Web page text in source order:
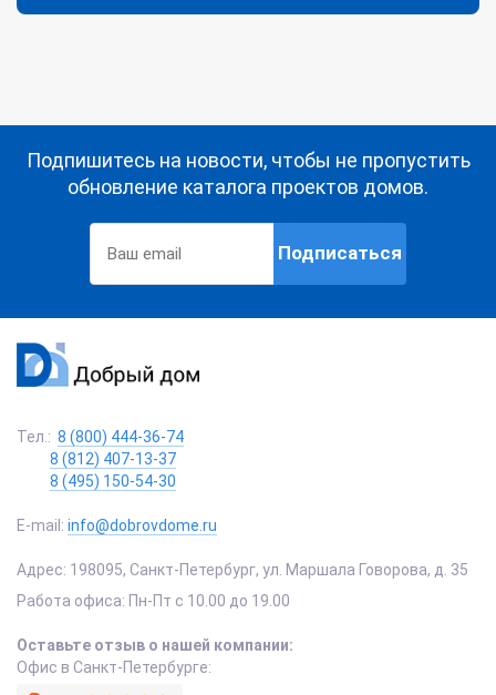
Подпишитесь на новости, чтобы не пропустить
обновление каталога проектов домов.
Подписаться
Тел.: 8 (800) 444-36-74
8 (812) 407-13-37
8 (495) 150-54-30
E-mail: info@dobrovdome.ru
Адрес: 198095, Санкт-Петербург, ул. Маршала Говорова, д. 35
Работа офиса: Пн-Пт с 10.00 до 19.00
Оставьте отзыв о нашей компании:
Офис в Санкт-Петербурге: